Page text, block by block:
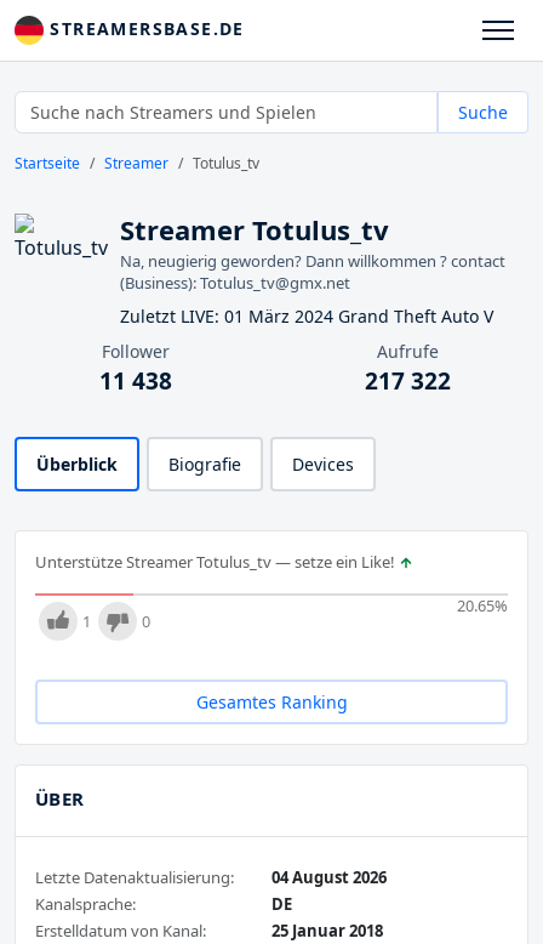
STREAMERSBASE.DE
Suche
Startseite Streamer Totulus_tv
Streamer Totulus_tv
Na, neugierig geworden? Dann willkommen ? contact
(Business): Totulus_tv@gmx.net
Zuletzt LIVE: 01 März 2024 Grand Theft Auto V
Follower
11 438
Aufrufe
217 322
Überblick Biografie Devices
Unterstütze Streamer Totulus_tv — setze ein Like!
20.65%
1 0
Gesamtes Ranking
ÜBER
Letzte Datenaktualisierung:
04 August 2026
Kanalsprache:
DE
Erstelldatum von Kanal:
25 Januar 2018